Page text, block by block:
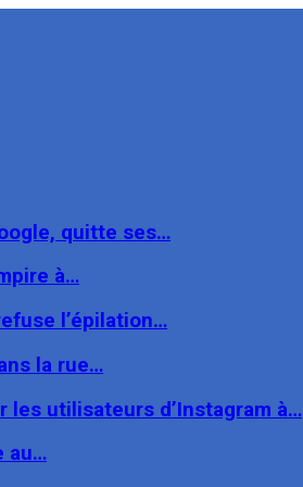
quitte ses…
à…
l’épilation…
la rue…
les utilisateurs d’Instagram à…
au…